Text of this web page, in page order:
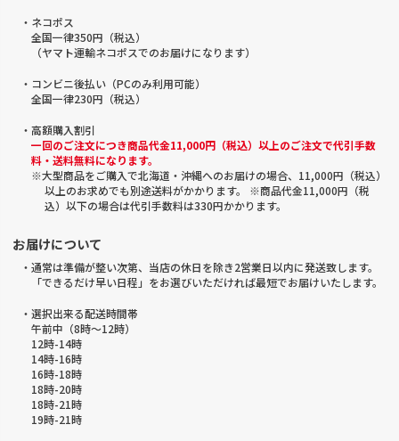
・ネコポス
全国一律350円（税込）
（ヤマト運輸ネコポスでのお届けになります）
・コンビニ後払い（PCのみ利用可能）
全国一律230円（税込）
・高額購入割引
一回のご注文につき商品代金11,000円（税込）以上のご注文で代引手数
料・送料無料になります。
※大型商品をご購入で北海道・沖縄へのお届けの場合、11,000円（税込）
以上のお求めでも別途送料がかかります。 ※商品代金11,000円（税
込）以下の場合は代引手数料は330円かかります。
お届けについて
・通常は準備が整い次第、当店の休日を除き2営業日以内に発送致します。
「できるだけ早い日程」をお選びいただければ最短でお届けいたします。
・選択出来る配送時間帯
午前中（8時～12時）
12時-14時
14時-16時
16時-18時
18時-20時
18時-21時
19時-21時